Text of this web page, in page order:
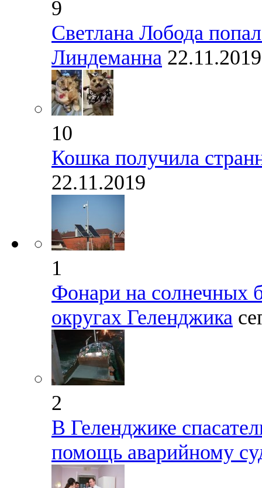
9
Светлана Лобода
Линдеманна 22.11.2019
10
Кошка получила
22.11.2019
1
Фонари на солнечных
округах Геленджика
2
В Геленджике
помощь аварийному